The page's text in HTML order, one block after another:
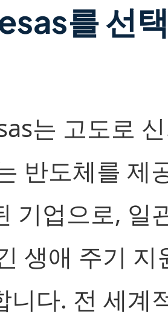
를 선
는 고도로
반도체를 제
기업으로, 일
생애 주기 지
니다. 전 세계